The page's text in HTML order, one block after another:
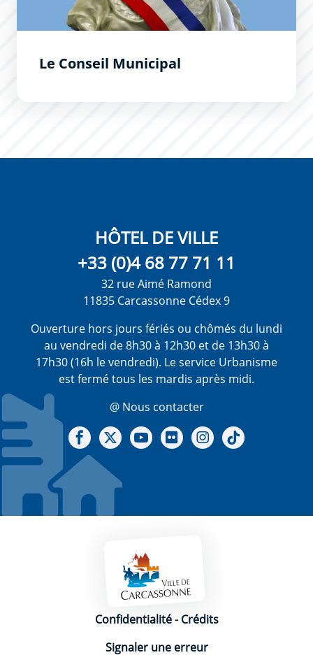
Le Conseil Municipal
HÔTEL DE VILLE
+33 (0)4 68 77 71 11
32 rue Aimé Ramond
11835 Carcassonne Cédex 9
Ouverture hors jours fériés ou chômés du lundi
au vendredi de 8h30 à 12h30 et de 13h30 à
17h30 (16h le vendredi). Le service Urbanisme
est fermé tous les mardis après midi.
@ Nous contacter
Notre Facebook
Notre X - (twitter)
Notre chaine Youtube
Notre Gallerie sur Flickr
Notre Instagram
Mentions légales
Confidentialité-Crédits
Signaler une erreur